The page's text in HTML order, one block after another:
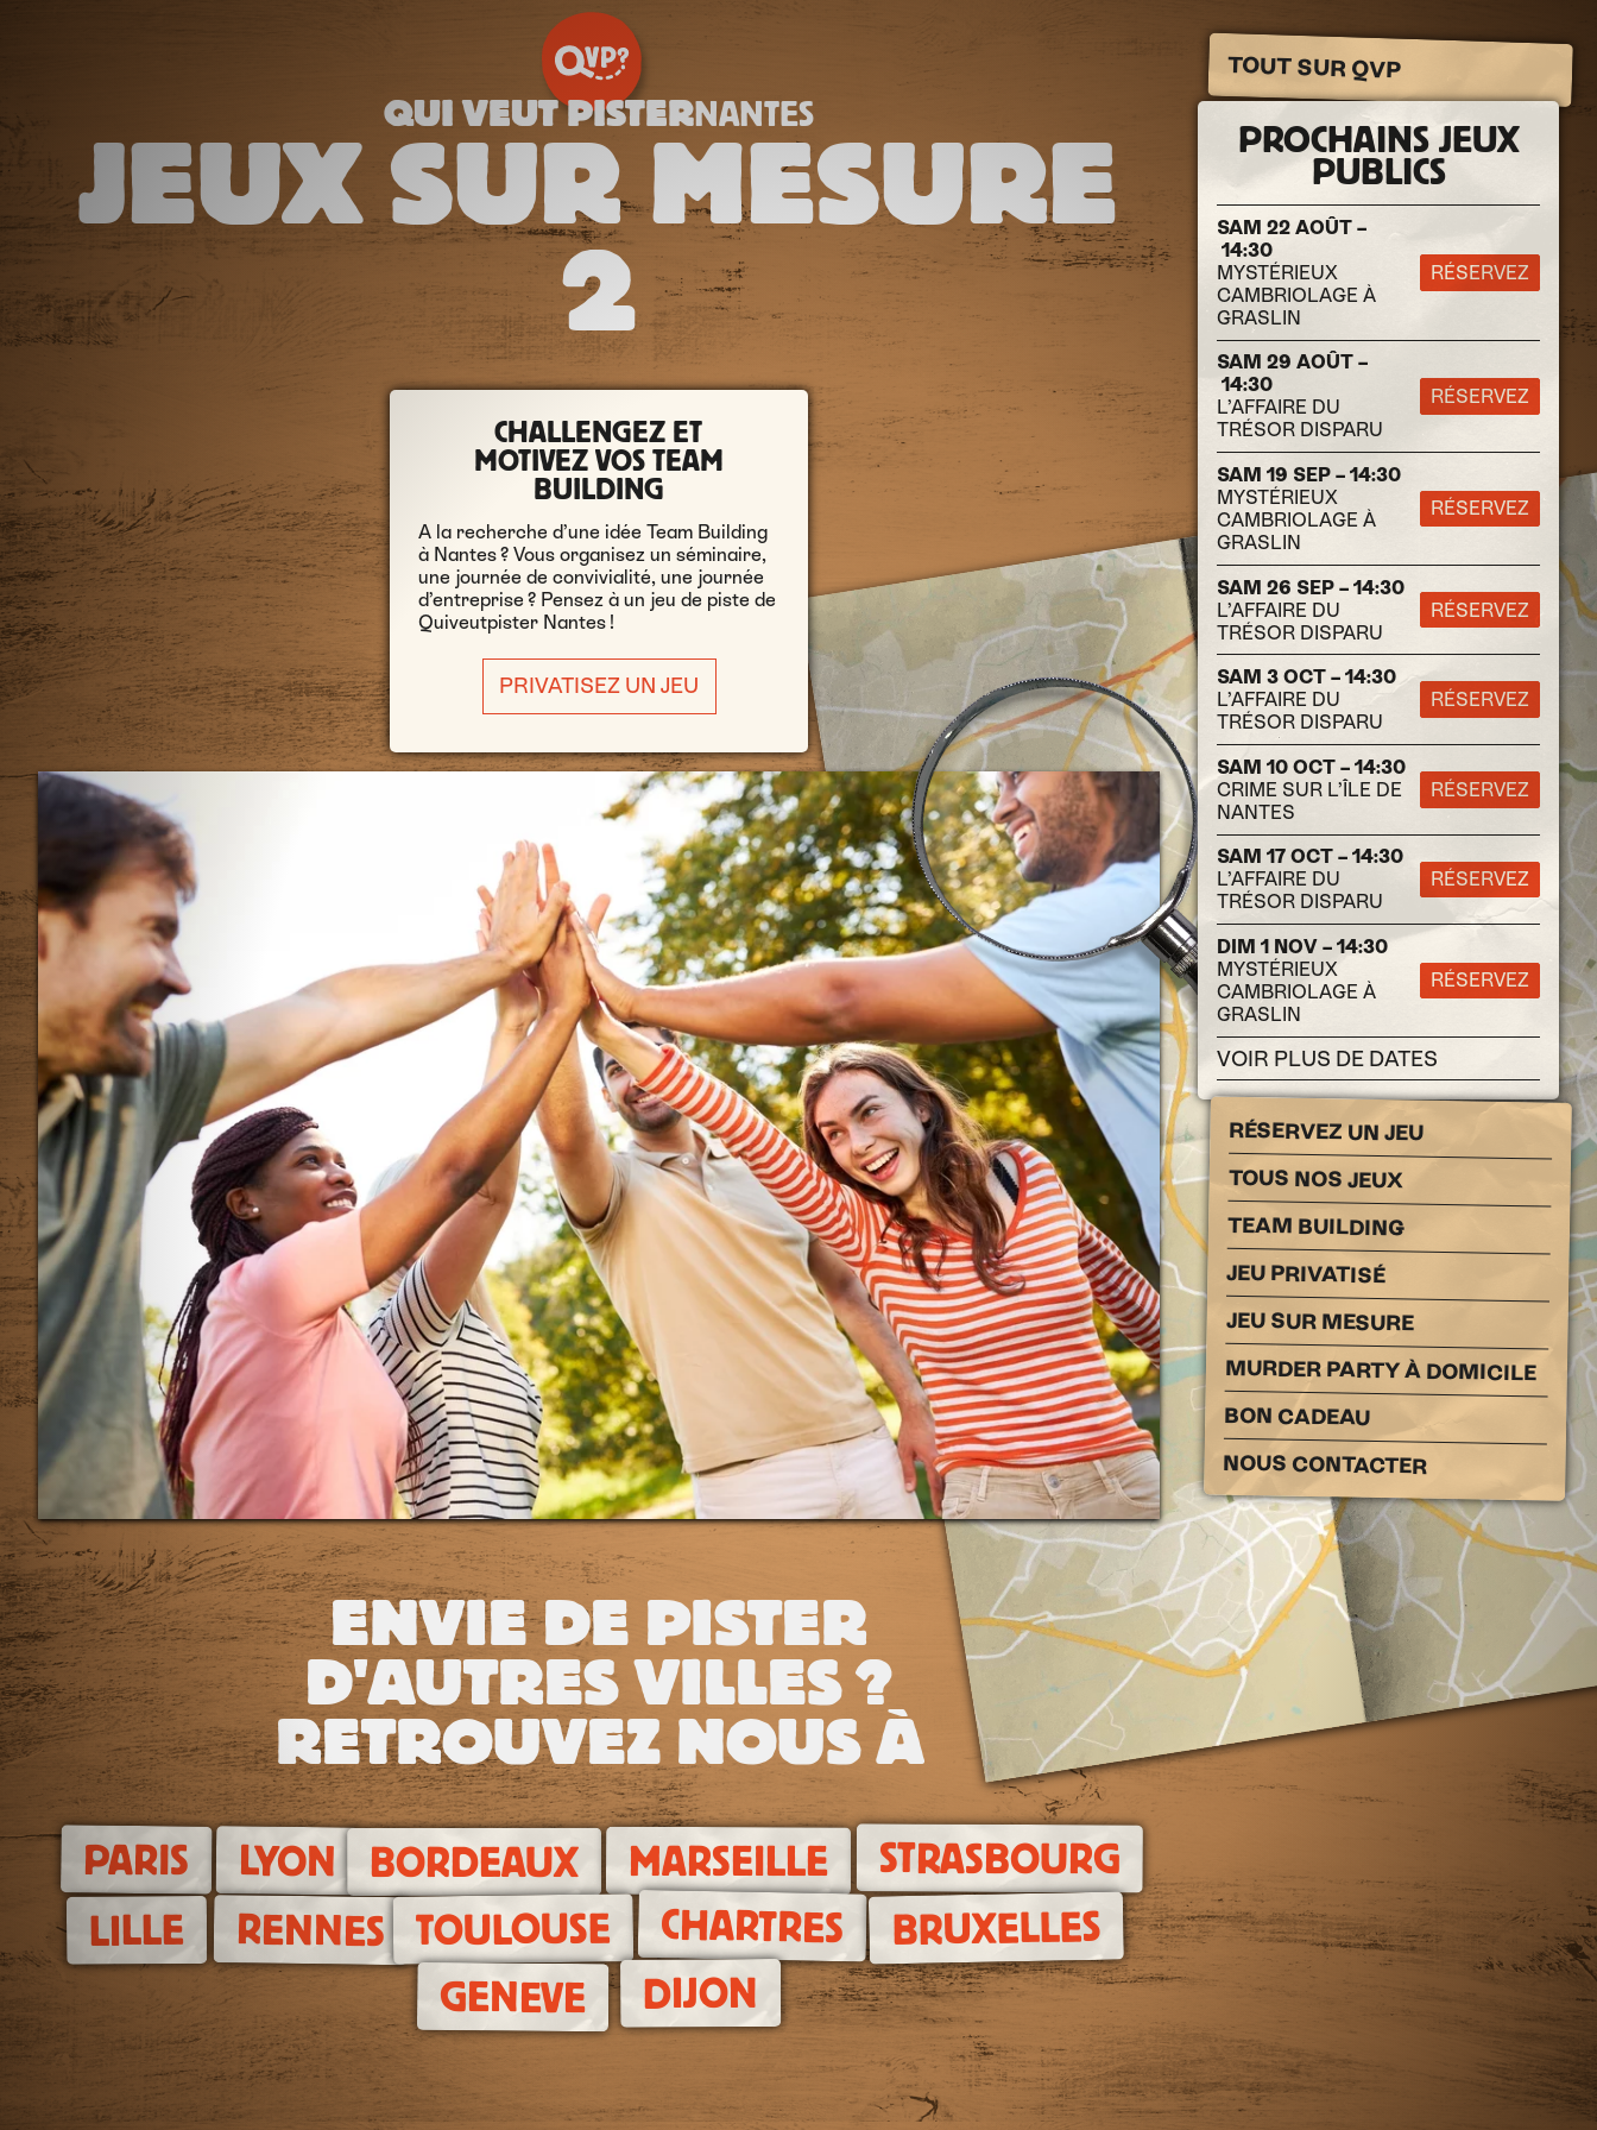
QUI VEUT PISTERNANTES
TOUT SUR QVP
PROCHAINS JEUX
PUBLICS
SAM 22 AOÛT –
14:30
MYSTÉRIEUX
CAMBRIOLAGE À
GRASLIN
RÉSERVEZ
SAM 29 AOÛT –
14:30
L’AFFAIRE DU
TRÉSOR DISPARU
RÉSERVEZ
SAM 19 SEP – 14:30
MYSTÉRIEUX
CAMBRIOLAGE À
GRASLIN
RÉSERVEZ
SAM 26 SEP – 14:30
L’AFFAIRE DU
TRÉSOR DISPARU
RÉSERVEZ
SAM 3 OCT – 14:30
L’AFFAIRE DU
TRÉSOR DISPARU
RÉSERVEZ
SAM 10 OCT – 14:30
CRIME SUR L’ÎLE DE
NANTES
RÉSERVEZ
SAM 17 OCT – 14:30
L’AFFAIRE DU
TRÉSOR DISPARU
RÉSERVEZ
DIM 1 NOV – 14:30
MYSTÉRIEUX
CAMBRIOLAGE À
GRASLIN
RÉSERVEZ
VOIR PLUS DE DATES
RÉSERVEZ UN JEU
TOUS NOS JEUX
TEAM BUILDING
JEU PRIVATISÉ
JEU SUR MESURE
MURDER PARTY À DOMICILE
BON CADEAU
NOUS CONTACTER
JEUX SUR MESURE
2
CHALLENGEZ ET
MOTIVEZ VOS TEAM
BUILDING
A la recherche d’une idée Team Building
à Nantes ? Vous organisez un séminaire,
une journée de convivialité, une journée
d’entreprise ? Pensez à un jeu de piste de
Quiveutpister Nantes !
PRIVATISEZ UN JEU
ENVIE DE PISTER
D'AUTRES VILLES ?
RETROUVEZ NOUS À
PARIS LYON BORDEAUX MARSEILLE STRASBOURG
LILLE RENNES TOULOUSE CHARTRES BRUXELLES
GENEVE DIJON